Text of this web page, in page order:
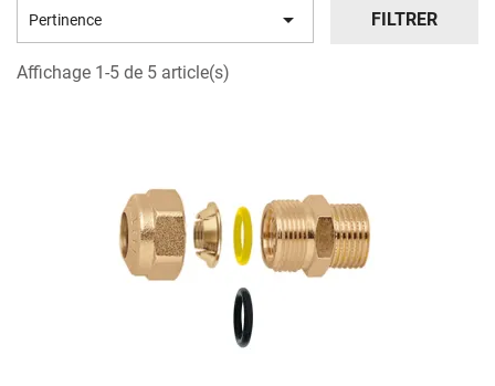
Pertinence  FILTRER
Affichage 1-5 de 5 article(s)